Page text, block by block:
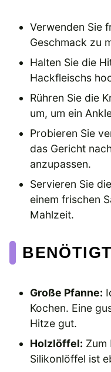
Verwenden Sie
Geschmack zu
Halten Sie die
Hackfleischs
Rühren Sie die
um, um ein
Probieren Sie
das Gericht
anzupassen.
Servieren Sie
einem frischen
Mahlzeit.
Große Pfanne:
Kochen. Eine
Hitze gut.
Holzlöffel: Zum
Silikonlöffel ist